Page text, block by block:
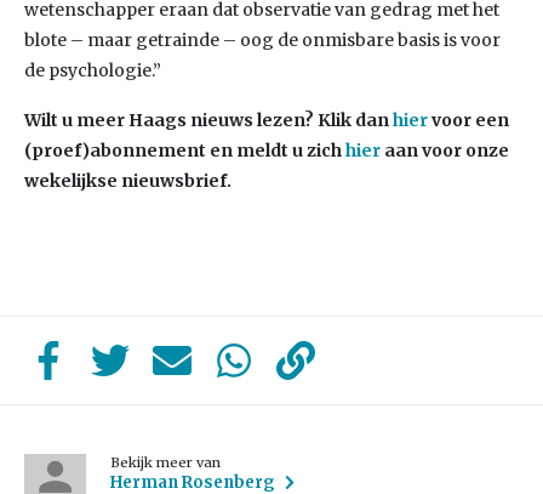
wetenschapper eraan dat observatie van gedrag met het
blote – maar getrainde – oog de onmisbare basis is voor
de psychologie.”
Wilt u meer Haags nieuws lezen? Klik danhiervoor een
(proef)abonnement en meldt u zichhier aan voor onze
wekelijkse nieuwsbrief.
Bekijk meer van
Herman Rosenberg